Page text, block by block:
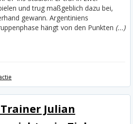
und trug maßgeblich dazu bei,
gewann. Argentiniens
hängt von den Punkten (...)
Julian